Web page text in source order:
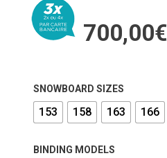
700,00€
SNOWBOARD SIZES
153 158 163 166
BINDING MODELS